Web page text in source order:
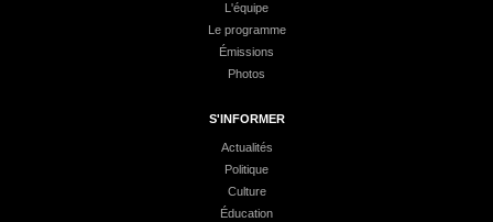
L'équipe
Le programme
Émissions
Photos
S'INFORMER
Actualités
Politique
Culture
Éducation